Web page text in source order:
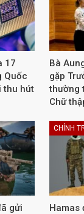
17
Quốc
thu hút
Bà
gặp
thường
Chữ
gửi
CHÍNH
Hamas